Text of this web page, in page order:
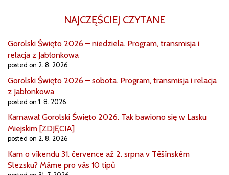
NAJCZĘŚCIEJ CZYTANE
Gorolski Święto 2026 – niedziela. Program, transmisja i
relacja z Jabłonkowa
posted on 2. 8. 2026
Gorolski Święto 2026 – sobota. Program, transmisja i relacja
z Jabłonkowa
posted on 1. 8. 2026
Karnawał Gorolski Święto 2026. Tak bawiono się w Lasku
Miejskim [ZDJĘCIA]
posted on 2. 8. 2026
Kam o víkendu 31. července až 2. srpna v Těšínském
Slezsku? Máme pro vás 10 tipů